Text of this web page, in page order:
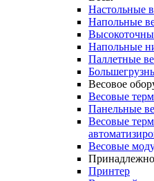
Настольные
Напольные
Напольные
Паллетные
Весовое
Весовые
Панельные
Весовые
Весовые
Принтер